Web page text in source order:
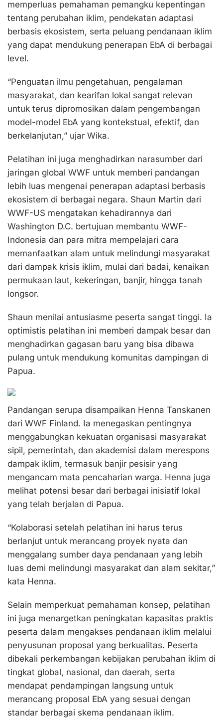
memperluas pemahaman pemangku kepentingan
tentang perubahan iklim, pendekatan adaptasi
berbasis ekosistem, serta peluang pendanaan iklim
yang dapat mendukung penerapan EbA di berbagai
level.
“Penguatan ilmu pengetahuan, pengalaman
masyarakat, dan kearifan lokal sangat relevan
untuk terus dipromosikan dalam pengembangan
model-model EbA yang kontekstual, efektif, dan
berkelanjutan,” ujar Wika.
Pelatihan ini juga menghadirkan narasumber dari
jaringan global WWF untuk memberi pandangan
lebih luas mengenai penerapan adaptasi berbasis
ekosistem di berbagai negara. Shaun Martin dari
WWF-US mengatakan kehadirannya dari
Washington D.C. bertujuan membantu WWF-
Indonesia dan para mitra mempelajari cara
memanfaatkan alam untuk melindungi masyarakat
dari dampak krisis iklim, mulai dari badai, kenaikan
permukaan laut, kekeringan, banjir, hingga tanah
longsor.
Shaun menilai antusiasme peserta sangat tinggi. Ia
optimistis pelatihan ini memberi dampak besar dan
menghadirkan gagasan baru yang bisa dibawa
pulang untuk mendukung komunitas dampingan di
Papua.
Pandangan serupa disampaikan Henna Tanskanen
dari WWF Finland. Ia menegaskan pentingnya
menggabungkan kekuatan organisasi masyarakat
sipil, pemerintah, dan akademisi dalam merespons
dampak iklim, termasuk banjir pesisir yang
mengancam mata pencaharian warga. Henna juga
melihat potensi besar dari berbagai inisiatif lokal
yang telah berjalan di Papua.
“Kolaborasi setelah pelatihan ini harus terus
berlanjut untuk merancang proyek nyata dan
menggalang sumber daya pendanaan yang lebih
luas demi melindungi masyarakat dan alam sekitar,”
kata Henna.
Selain memperkuat pemahaman konsep, pelatihan
ini juga menargetkan peningkatan kapasitas praktis
peserta dalam mengakses pendanaan iklim melalui
penyusunan proposal yang berkualitas. Peserta
dibekali perkembangan kebijakan perubahan iklim di
tingkat global, nasional, dan daerah, serta
mendapat pendampingan langsung untuk
merancang proposal EbA yang sesuai dengan
standar berbagai skema pendanaan iklim.